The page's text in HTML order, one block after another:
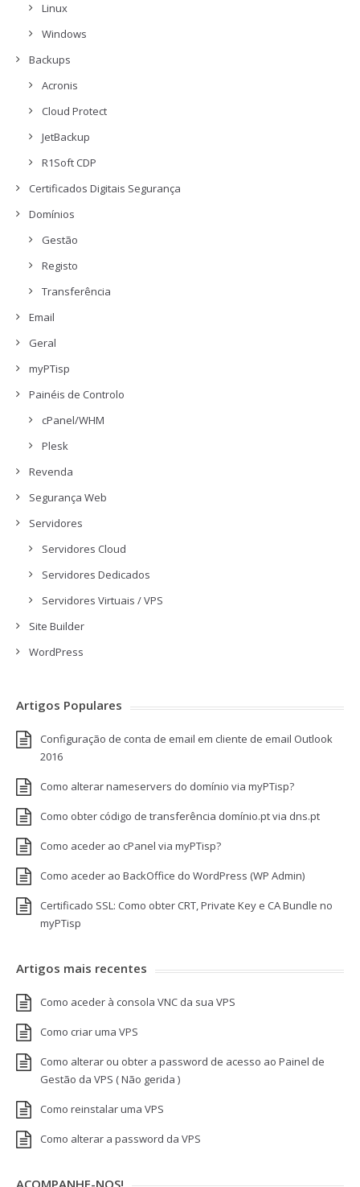
Linux
Windows
Backups
Acronis
Cloud Protect
JetBackup
R1Soft CDP
Certificados Digitais Segurança
Domínios
Gestão
Registo
Transferência
Email
Geral
myPTisp
Painéis de Controlo
cPanel/WHM
Plesk
Revenda
Segurança Web
Servidores
Servidores Cloud
Servidores Dedicados
Servidores Virtuais / VPS
Site Builder
WordPress
Artigos Populares
Configuração de conta de email em cliente de email Outlook
2016
Como alterar nameservers do domínio via myPTisp?
Como obter código de transferência domínio.pt via dns.pt
Como aceder ao cPanel via myPTisp?
Como aceder ao BackOffice do WordPress (WP Admin)
Certificado SSL: Como obter CRT, Private Key e CA Bundle no
myPTisp
Artigos mais recentes
Como aceder à consola VNC da sua VPS
Como criar uma VPS
Como alterar ou obter a password de acesso ao Painel de
Gestão da VPS ( Não gerida )
Como reinstalar uma VPS
Como alterar a password da VPS
ACOMPANHE-NOS!